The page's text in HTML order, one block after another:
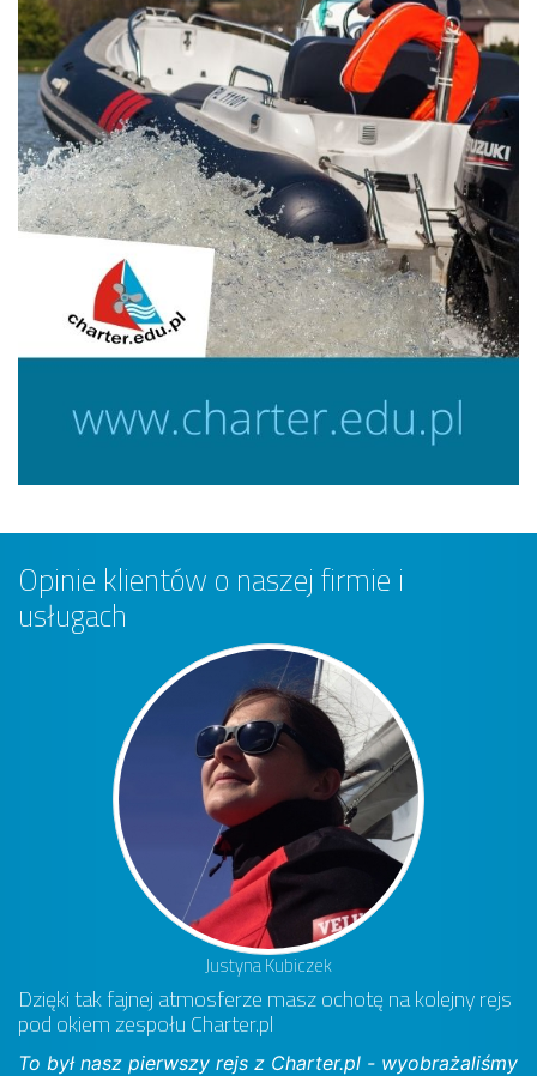
Opinie klientów o naszej firmie i
usługach
Justyna Kubiczek
Dzięki tak fajnej atmosferze masz ochotę na kolejny rejs
pod okiem zespołu Charter.pl
To był nasz pierwszy rejs z Charter.pl - wyobrażaliśmy